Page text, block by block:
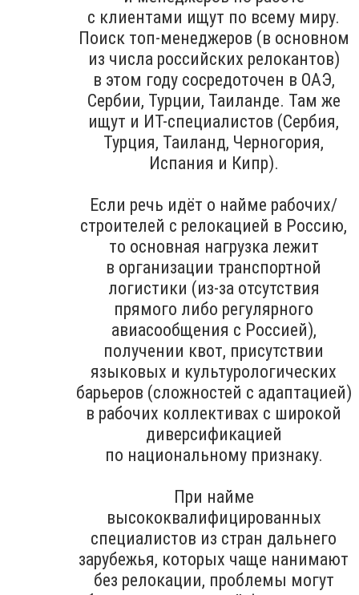
с клиентами ищут по всему миру.
Поиск топ-менеджеров (в основном
из числа российских релокантов)
в этом году сосредоточен в ОАЭ,
Сербии, Турции, Таиланде. Там же
ищут и ИТ-специалистов (Сербия,
Турция, Таиланд, Черногория,
Испания и Кипр).
Если речь идёт о найме рабочих/
строителей с релокацией в Россию,
то основная нагрузка лежит
в организации транспортной
логистики (из-за отсутствия
прямого либо регулярного
авиасообщения с Россией),
получении квот, присутствии
языковых и культурологических
барьеров (сложностей с адаптацией)
в рабочих коллективах с широкой
диверсификацией
по национальному признаку.
При найме
высококвалифицированных
специалистов из стран дальнего
зарубежья, которых чаще нанимают
без релокации, проблемы могут